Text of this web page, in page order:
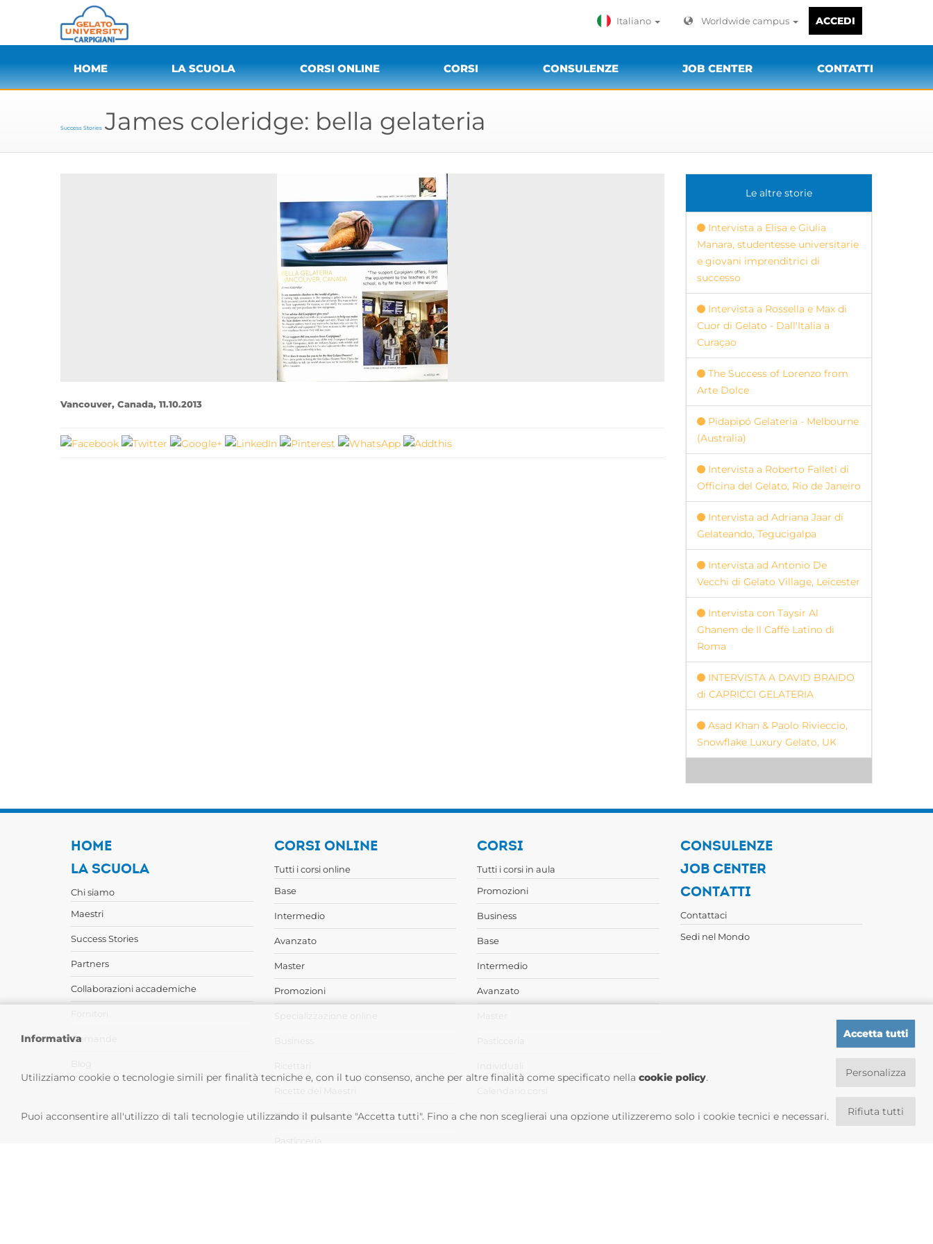
Italiano Worldwide campus ACCEDI
HOME LA SCUOLA CORSI ONLINE CORSI CONSULENZE JOB CENTER CONTATTI
Success Stories James coleridge: bella gelateria
Vancouver, Canada, 11.10.2013
Le altre storie
Intervista a Elisa e Giulia
Manara, studentesse universitarie
e giovani imprenditrici di
successo
Intervista a Rossella e Max di
Cuor di Gelato - Dall'Italia a
Curaçao
The Success of Lorenzo from
Arte Dolce
Pidapipó Gelateria - Melbourne
(Australia)
Intervista a Roberto Falleti di
Officina del Gelato, Rio de Janeiro
Intervista ad Adriana Jaar di
Gelateando, Tegucigalpa
Intervista ad Antonio De
Vecchi di Gelato Village, Leicester
Intervista con Taysir Al
Ghanem de Il Caffè Latino di
Roma
INTERVISTA A DAVID BRAIDO
di CAPRICCI GELATERIA
Asad Khan & Paolo Rivieccio,
Snowflake Luxury Gelato, UK
HOME
LA SCUOLA
Chi siamo
Maestri
Success Stories
Partners
Collaborazioni accademiche
Domande
CORSI ONLINE
Tutti i corsi online
Base
Intermedio
Avanzato
Master
Promozioni
Ristorazione
Pasticceria
CORSI
Tutti i corsi in aula
Promozioni
Business
Base
Intermedio
Avanzato
CONSULENZE
JOB CENTER
CONTATTI
Contattaci
Sedi nel Mondo
Informativa
Utilizziamo cookie o tecnologie simili per finalità tecniche e, con il tuo consenso, anche per altre finalità come specificato nella cookie policy.
Puoi acconsentire all'utilizzo di tali tecnologie utilizzando il pulsante "Accetta tutti". Fino a che non sceglierai una opzione utilizzeremo solo i cookie tecnici e necessari.
Accetta tutti
Personalizza
Rifiuta tutti